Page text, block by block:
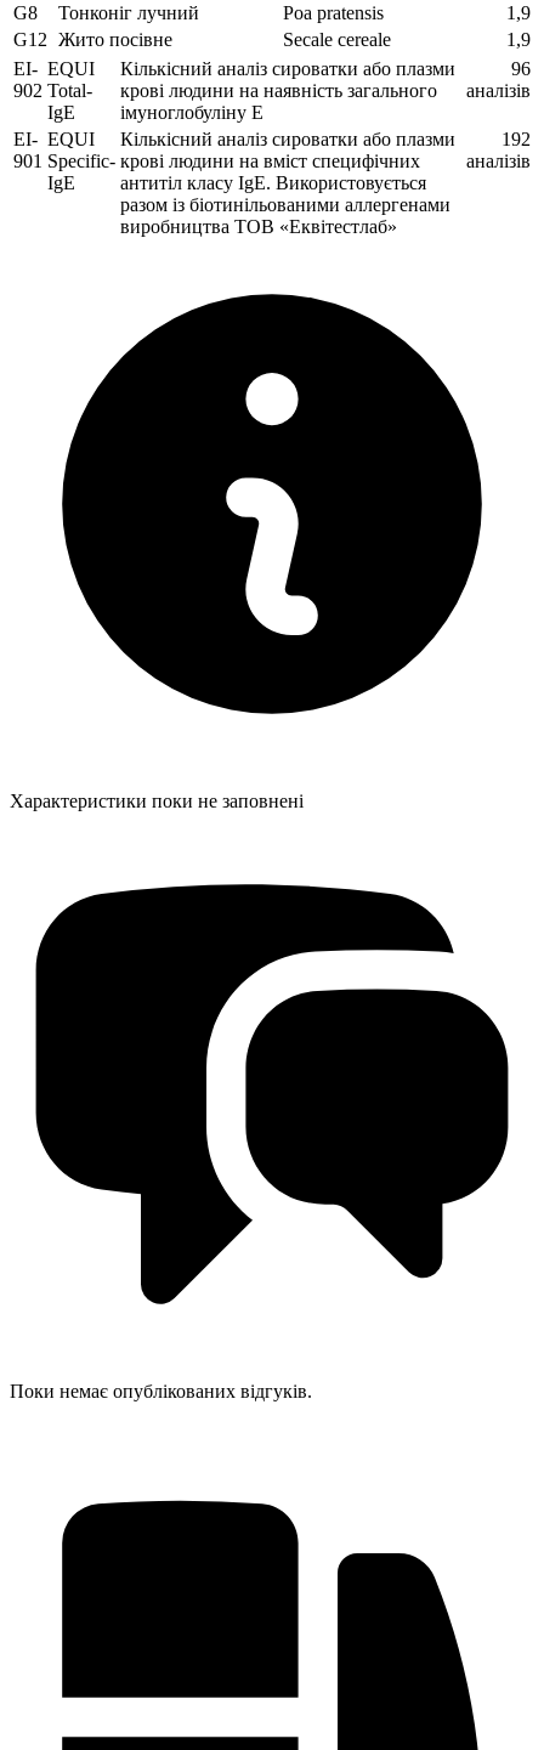
G8
Тонконіг лучний Poa pratensis
1,9
G12 Жито посівне Secale cereale
1,9
EI-
902
EQUI
Total-
IgE
Кількісний аналіз сироватки або плазми
крові людини на наявність загального
імуноглобуліну E
96
аналізів
EI-
901
EQUI
Specific-
IgE
Кількісний аналіз сироватки або плазми
крові людини на вміст специфічних
антитіл класу IgE. Використовується
разом із біотинільованими аллергенами
виробництва ТОВ «Еквітестлаб»
192
аналізів
Характеристики поки не заповнені
Поки немає опублікованих відгуків.